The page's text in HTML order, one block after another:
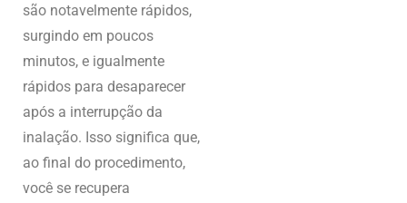
são notavelmente rápidos,
surgindo em poucos
minutos, e igualmente
rápidos para desaparecer
após a interrupção da
inalação. Isso significa que,
ao final do procedimento,
você se recupera